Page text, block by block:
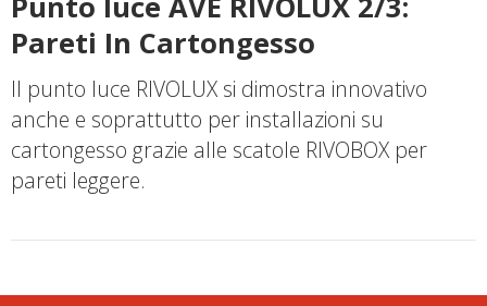
Pareti In Cartongesso
Il punto luce RIVOLUX si dimostra innovativo
anche e soprattutto per installazioni su
cartongesso grazie alle scatole RIVOBOX per
pareti leggere.